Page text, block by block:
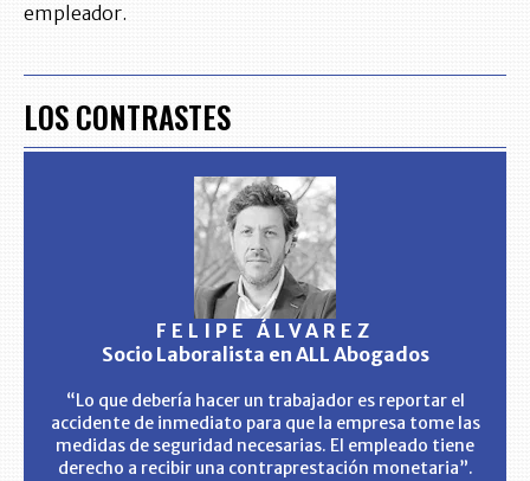
empleador.
LOS CONTRASTES
FELIPE ÁLVAREZ
Socio Laboralista en ALL Abogados
“Lo que debería hacer un trabajador es reportar el
accidente de inmediato para que la empresa tome las
medidas de seguridad necesarias. El empleado tiene
derecho a recibir una contraprestación monetaria”.